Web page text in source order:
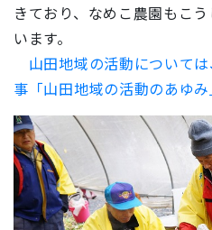
きており、なめこ農園もこ
います。
山田地域の活動について
事「山田地域の活動のあゆみ